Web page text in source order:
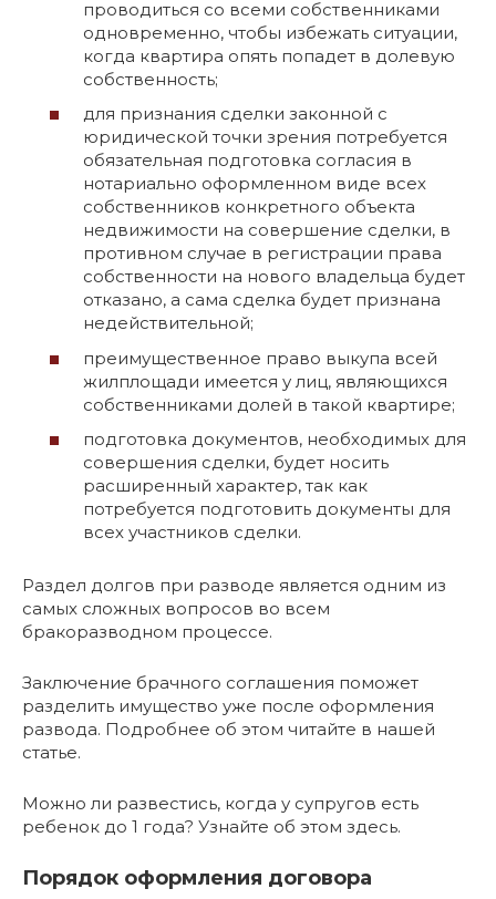
проводиться со всеми собственниками
одновременно, чтобы избежать ситуации,
когда квартира опять попадет в долевую
собственность;
для признания сделки законной с
юридической точки зрения потребуется
обязательная подготовка согласия в
нотариально оформленном виде всех
собственников конкретного объекта
недвижимости на совершение сделки, в
противном случае в регистрации права
собственности на нового владельца будет
отказано, а сама сделка будет признана
недействительной;
преимущественное право выкупа всей
жилплощади имеется у лиц, являющихся
собственниками долей в такой квартире;
подготовка документов, необходимых для
совершения сделки, будет носить
расширенный характер, так как
потребуется подготовить документы для
всех участников сделки.
Раздел долгов при разводе является одним из
самых сложных вопросов во всем
бракоразводном процессе.
Заключение брачного соглашения поможет
разделить имущество уже после оформления
развода. Подробнее об этом читайте в нашей
статье.
Можно ли развестись, когда у супругов есть
ребенок до 1 года? Узнайте об этом здесь.
Порядок оформления договора